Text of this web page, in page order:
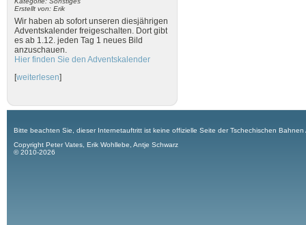
Erstellt von: Erik
Wir haben ab sofort unseren diesjährigen
Adventskalender freigeschalten. Dort gibt
es ab 1.12. jeden Tag 1 neues Bild
anzuschauen.
Hier finden Sie den Adventskalender
[weiterlesen]
Bitte beachten Sie, dieser Internetauftritt ist keine offizielle Seite der Tschechischen
Copyright Peter Vates, Erik Wohllebe, Antje Schwarz
© 2010-2026